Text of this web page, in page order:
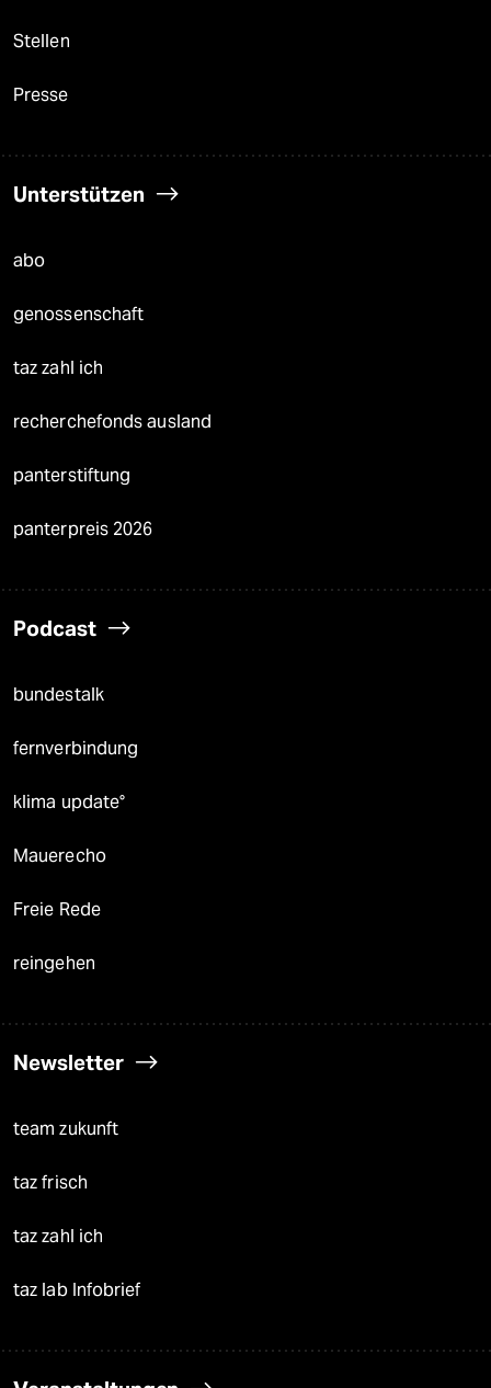
Stellen
Presse
Unterstützen
abo
genossenschaft
taz zahl ich
recherchefonds ausland
panterstiftung
panterpreis 2026
Podcast
bundestalk
fernverbindung
klima update°
Mauerecho
Freie Rede
reingehen
Newsletter
team zukunft
taz frisch
taz zahl ich
taz lab Infobrief